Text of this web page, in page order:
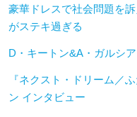
豪華ドレスで社会問題を
がステキ過ぎる
D・キートン&A・ガルシ
『ネクスト・ドリーム／
ン インタビュー